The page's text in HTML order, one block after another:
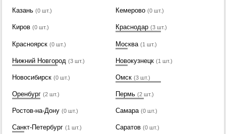
Казань (0 шт.) Кемерово (0 шт.)
Киров (0 шт.) Краснодар (3 шт.)
Красноярск (0 шт.) Москва (1 шт.)
Нижний Новгород (3 шт.) Новокузнецк (1 шт.)
Новосибирск (0 шт.) Омск (3 шт.)
Оренбург (2 шт.) Пермь (2 шт.)
Ростов-на-Дону (0 шт.) Самара (0 шт.)
Санкт-Петербург (1 шт.) Саратов (0 шт.)